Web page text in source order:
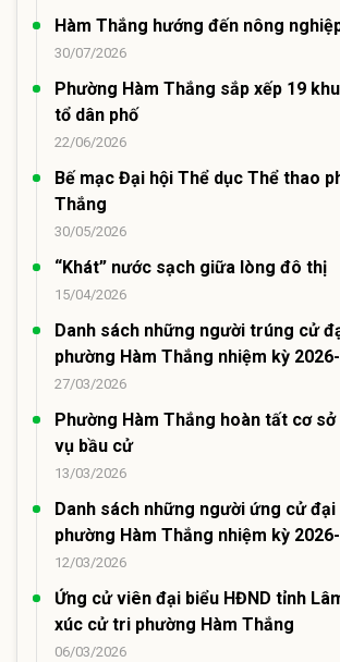
Hàm Thắng hướng đến nông
30/07/2026
Phường Hàm Thắng sắp xếp 19
tổ dân phố
22/06/2026
Bế mạc Đại hội Thể dục Thể thao
Thắng
30/05/2026
“Khát” nước sạch giữa lòng đô thị
15/04/2026
Danh sách những người trúng cử
phường Hàm Thắng nhiệm kỳ
27/03/2026
Phường Hàm Thắng hoàn tất cơ
vụ bầu cử
13/03/2026
Danh sách những người ứng cử đại
phường Hàm Thắng nhiệm kỳ
12/03/2026
Ứng cử viên đại biểu HĐND tỉnh
xúc cử tri phường Hàm Thắng
06/03/2026